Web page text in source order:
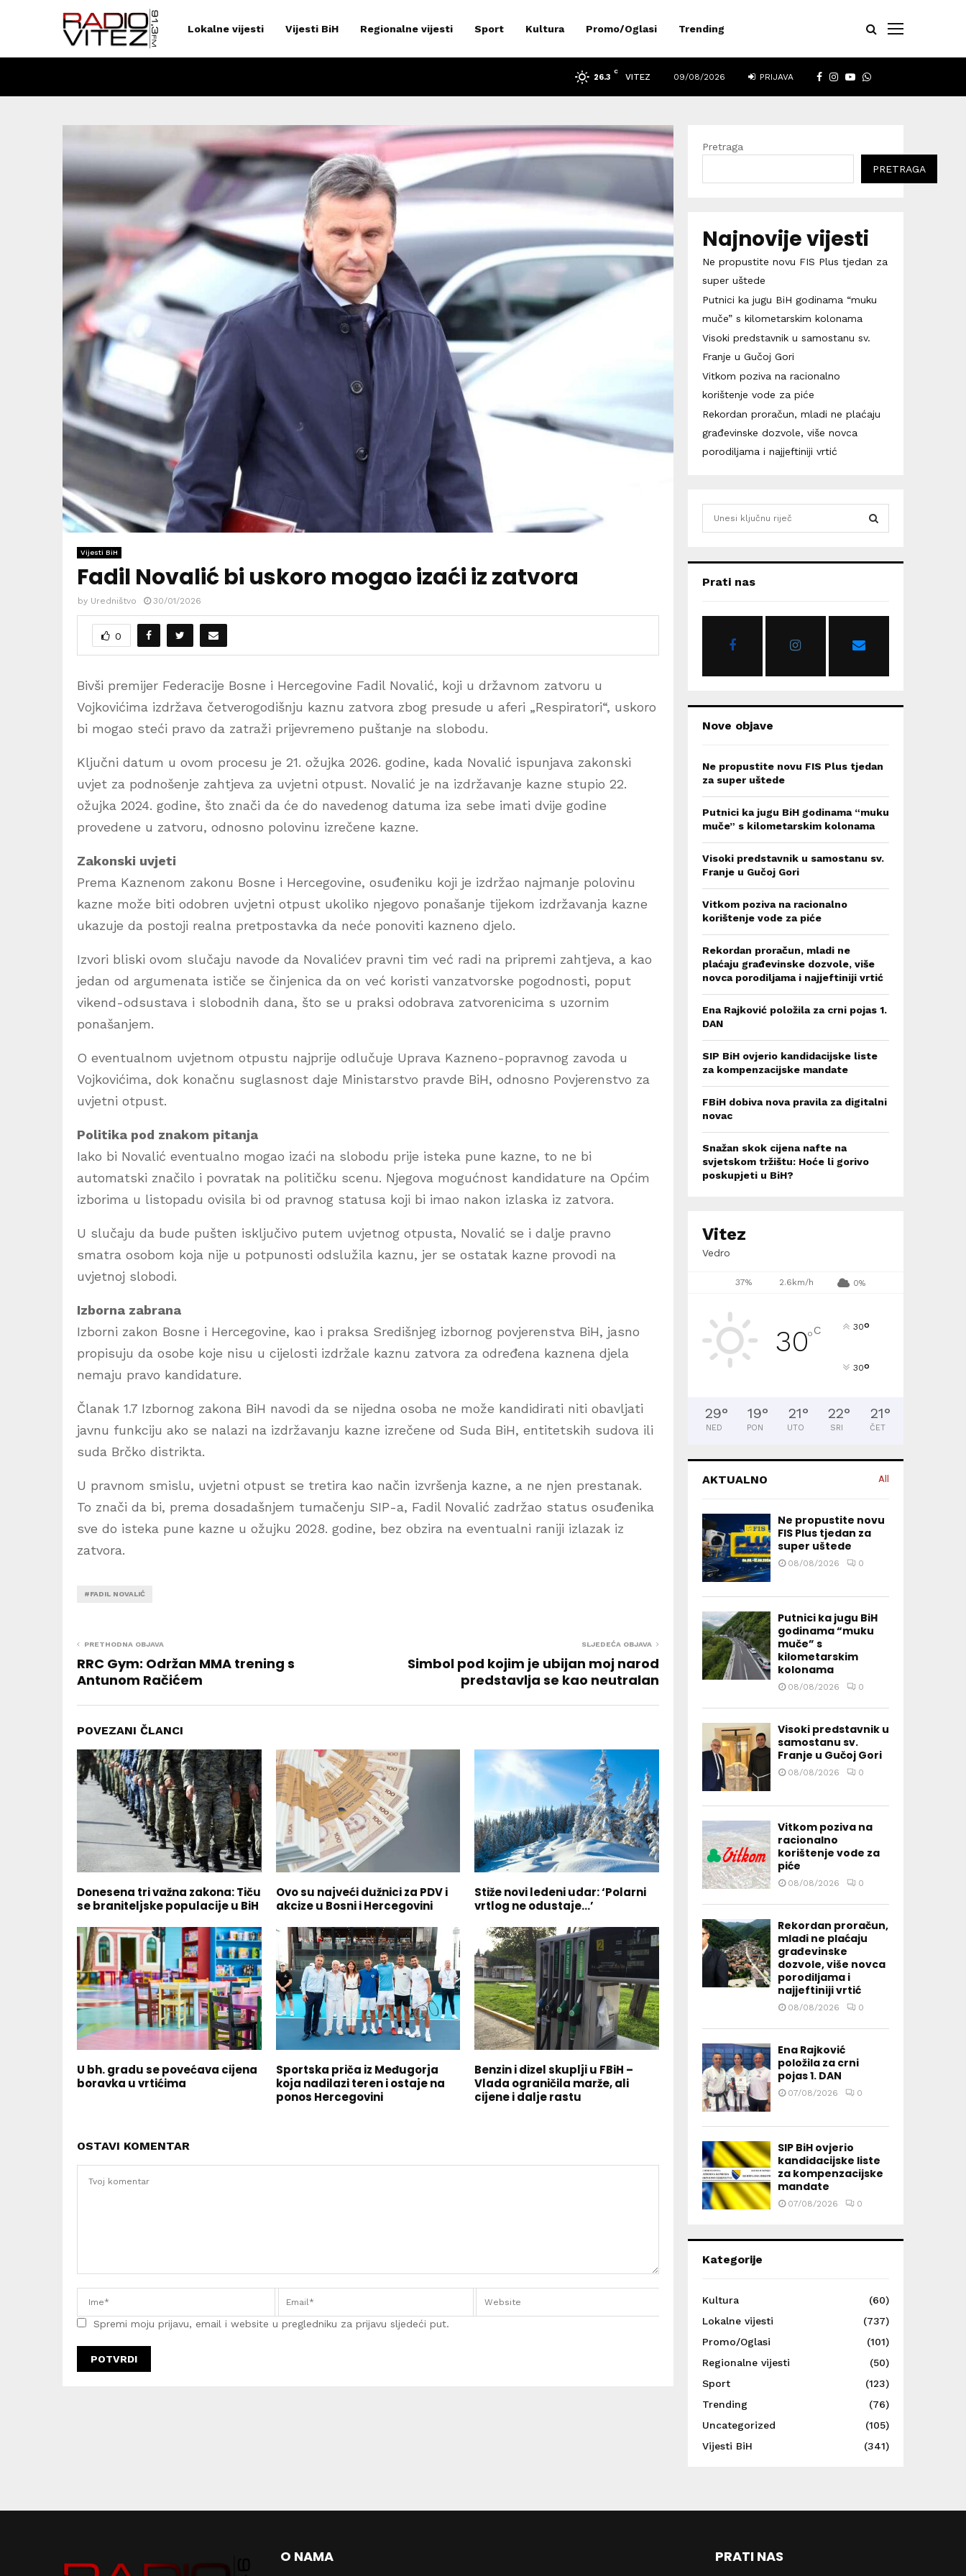
Lokalne vijesti Vijesti BiH Regionalne vijesti Sport Kultura Promo/Oglasi Trending
FACEBOOK
INSTAGRAM
YOUTUBE
WHATSAPP
26.3
C
VITEZ 09/08/2026 PRIJAVA
Vijesti BiH
Fadil Novalić bi uskoro mogao izaći iz zatvora
by Uredništvo 30/01/2026
0
Bivši premijer Federacije Bosne i Hercegovine Fadil Novalić, koji u državnom zatvoru u
Vojkovićima izdržava četverogodišnju kaznu zatvora zbog presude u aferi „Respiratori“, uskoro
bi mogao steći pravo da zatraži prijevremeno puštanje na slobodu.
Ključni datum u ovom procesu je 21. ožujka 2026. godine, kada Novalić ispunjava zakonski
uvjet za podnošenje zahtjeva za uvjetni otpust. Novalić je na izdržavanje kazne stupio 22.
ožujka 2024. godine, što znači da će do navedenog datuma iza sebe imati dvije godine
provedene u zatvoru, odnosno polovinu izrečene kazne.
Zakonski uvjeti
Prema Kaznenom zakonu Bosne i Hercegovine, osuđeniku koji je izdržao najmanje polovinu
kazne može biti odobren uvjetni otpust ukoliko njegovo ponašanje tijekom izdržavanja kazne
ukazuje da postoji realna pretpostavka da neće ponoviti kazneno djelo.
Izvori bliski ovom slučaju navode da Novalićev pravni tim već radi na pripremi zahtjeva, a kao
jedan od argumenata ističe se činjenica da on već koristi vanzatvorske pogodnosti, poput
vikend-odsustava i slobodnih dana, što se u praksi odobrava zatvorenicima s uzornim
ponašanjem.
O eventualnom uvjetnom otpustu najprije odlučuje Uprava Kazneno-popravnog zavoda u
Vojkovićima, dok konačnu suglasnost daje Ministarstvo pravde BiH, odnosno Povjerenstvo za
uvjetni otpust.
Politika pod znakom pitanja
Iako bi Novalić eventualno mogao izaći na slobodu prije isteka pune kazne, to ne bi
automatski značilo i povratak na političku scenu. Njegova mogućnost kandidature na Općim
izborima u listopadu ovisila bi od pravnog statusa koji bi imao nakon izlaska iz zatvora.
U slučaju da bude pušten isključivo putem uvjetnog otpusta, Novalić se i dalje pravno
smatra osobom koja nije u potpunosti odslužila kaznu, jer se ostatak kazne provodi na
uvjetnoj slobodi.
Izborna zabrana
Izborni zakon Bosne i Hercegovine, kao i praksa Središnjeg izbornog povjerenstva BiH, jasno
propisuju da osobe koje nisu u cijelosti izdržale kaznu zatvora za određena kaznena djela
nemaju pravo kandidature.
Članak 1.7 Izbornog zakona BiH navodi da se nijedna osoba ne može kandidirati niti obavljati
javnu funkciju ako se nalazi na izdržavanju kazne izrečene od Suda BiH, entitetskih sudova ili
suda Brčko distrikta.
U pravnom smislu, uvjetni otpust se tretira kao način izvršenja kazne, a ne njen prestanak.
To znači da bi, prema dosadašnjem tumačenju SIP-a, Fadil Novalić zadržao status osuđenika
sve do isteka pune kazne u ožujku 2028. godine, bez obzira na eventualni raniji izlazak iz
zatvora.
#FADIL NOVALIĆ
PRETHODNA OBJAVA
RRC Gym: Održan MMA trening s
Antunom Račićem
SLJEDEĆA OBJAVA
Simbol pod kojim je ubijan moj narod
predstavlja se kao neutralan
POVEZANI ČLANCI
Donesena tri važna zakona: Tiču
se braniteljske populacije u BiH
Ovo su najveći dužnici za PDV i
akcize u Bosni i Hercegovini
Stiže novi ledeni udar: ‘Polarni
vrtlog ne odustaje…’
U bh. gradu se povećava cijena
boravka u vrtićima
Sportska priča iz Međugorja
koja nadilazi teren i ostaje na
ponos Hercegovini
Benzin i dizel skuplji u FBiH –
Vlada ograničila marže, ali
cijene i dalje rastu
OSTAVI KOMENTAR
Spremi moju prijavu, email i website u pregledniku za prijavu sljedeći put.
Pretraga
PRETRAGA
Najnovije vijesti
Ne propustite novu FIS Plus tjedan za
super uštede
Putnici ka jugu BiH godinama “muku
muče” s kilometarskim kolonama
Visoki predstavnik u samostanu sv.
Franje u Gučoj Gori
Vitkom poziva na racionalno
korištenje vode za piće
Rekordan proračun, mladi ne plaćaju
građevinske dozvole, više novca
porodiljama i najjeftiniji vrtić
h
o
Prati nas
Nove objave
Ne propustite novu FIS Plus tjedan
za super uštede
Putnici ka jugu BiH godinama “muku
muče” s kilometarskim kolonama
Visoki predstavnik u samostanu sv.
Franje u Gučoj Gori
Vitkom poziva na racionalno
korištenje vode za piće
Rekordan proračun, mladi ne
plaćaju građevinske dozvole, više
novca porodiljama i najjeftiniji vrtić
Ena Rajković položila za crni pojas 1.
DAN
SIP BiH ovjerio kandidacijske liste
za kompenzacijske mandate
FBiH dobiva nova pravila za digitalni
novac
Snažan skok cijena nafte na
svjetskom tržištu: Hoće li gorivo
poskupjeti u BiH?
Vitez
Vedro
37% 2.6km/h 0%
30°C 30°
30°
29°
NED
19°
PON
21°
UTO
22°
SRI
21°
ČET
AKTUALNO All
Ne propustite novu
FIS Plus tjedan za
super uštede
08/08/2026 0
Putnici ka jugu BiH
godinama “muku
muče” s
kilometarskim
kolonama
08/08/2026 0
Visoki predstavnik u
samostanu sv.
Franje u Gučoj Gori
08/08/2026 0
Vitkom poziva na
racionalno
korištenje vode za
piće
08/08/2026 0
Rekordan proračun,
mladi ne plaćaju
građevinske
dozvole, više novca
porodiljama i
najjeftiniji vrtić
08/08/2026 0
Ena Rajković
položila za crni
pojas 1. DAN
07/08/2026 0
SIP BiH ovjerio
kandidacijske liste
za kompenzacijske
mandate
07/08/2026 0
Kategorije
Kultura
(60)
Lokalne vijesti
(737)
Promo/Oglasi
(101)
Regionalne vijesti
(50)
Sport
(123)
Trending
(76)
Uncategorized
(105)
Vijesti BiH
(341)
O NAMA PRATI NAS